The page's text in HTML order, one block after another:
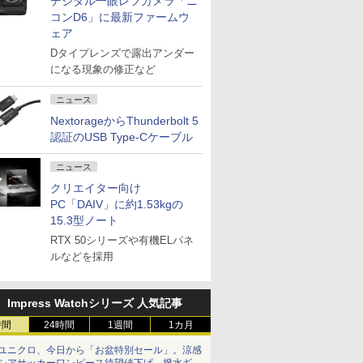
コンD6」に最新ファームウ
ェア
Dタイプレンズで露出アンダー
になる現象の修正など
ニュース
NextorageからThunderbolt 5
認証のUSB Type-Cケーブル
ニュース
クリエイター向け
PC「DAIV」に約1.53kgの
15.3型ノート
RTX 50シリーズや有機ELパネ
ルなどを採用
Impress Watchシリーズ 人気記事
24時間 1週間 1カ月
ニクロ、今日から「お盆特別セール」。涼感